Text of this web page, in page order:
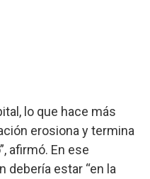
lo que hace más
erosiona y termina
afirmó. En ese
debería estar “en la